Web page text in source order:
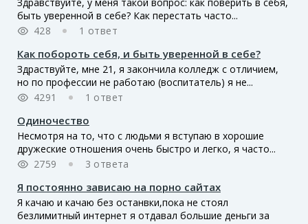
быть уверенной в себе? Как перестать часто...
428
1 ответ
Как побороть себя, и быть уверенной в себе?
Здраствуйте, мне 21, я закончила колледж с отличием,
но по профессии не работаю (воспитатель) я не...
4291
1 ответ
Одиночество
Несмотря на то, что с людьми я вступаю в хорошие
дружеские отношения очень быстро и легко, я часто...
2759
3 ответа
Я постоянно зависаю на порно сайтах
Я качаю и качаю без останвки,пока не стоял
безлимитный интернет я отдавал большие деньги за